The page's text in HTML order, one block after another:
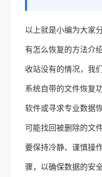
以上就是小编为大家
有怎么恢复的方法介
收站没有的情况，我
系统自带的文件恢复
软件或寻求专业数据
可能找回被删除的文
要保持冷静、谨慎操
骤，以确保数据的安